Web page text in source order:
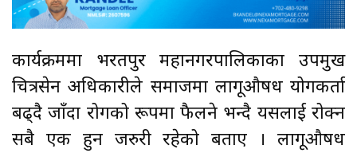
कार्यक्रममा भरतपुर महानगरपालिकाका उपप्रमुख
चित्रसेन अधिकारीले समाजमा लागूऔषध प्रयोगकर्ता
बढ्दै जाँदा रोगको रूपमा फैलने भन्दै यसलाई रोक्न
सबै एक हुन जरुरी रहेको बताए । लागूऔषध